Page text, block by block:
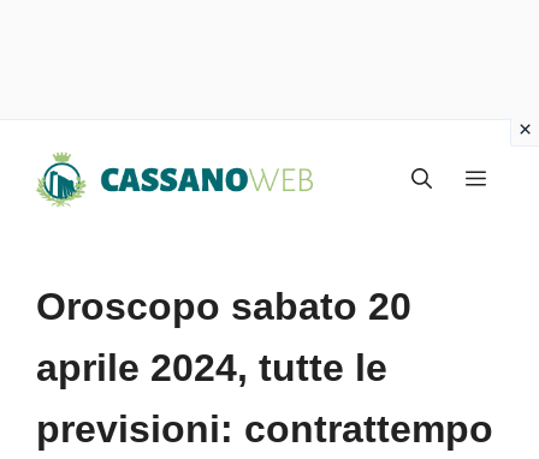
Menu
Oroscopo sabato 20
aprile 2024, tutte le
previsioni: contrattempo